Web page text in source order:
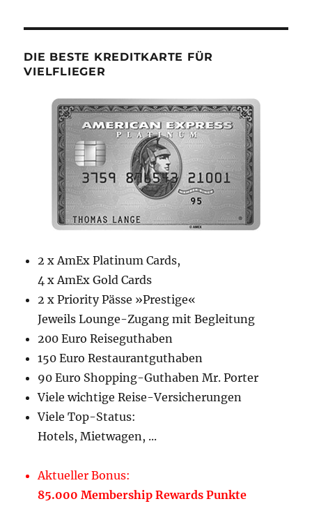
DIE BESTE KREDITKARTE FÜR
VIELFLIEGER
2 x AmEx Platinum Cards,
4 x AmEx Gold Cards
2 x Priority Pässe »Prestige«
Jeweils Lounge-Zugang mit Begleitung
200 Euro Reiseguthaben
150 Euro Restaurantguthaben
90 Euro Shopping-Guthaben Mr. Porter
Viele wichtige Reise-Versicherungen
Viele Top-Status:
Hotels, Mietwagen, ...
Aktueller Bonus:
85.000 Membership Rewards Punkte